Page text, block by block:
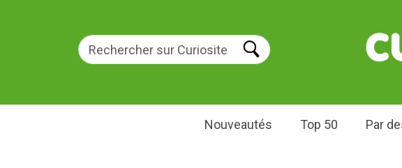
Nouveautés Top 50 Par